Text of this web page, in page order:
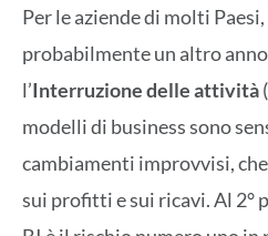
Per le aziende di molti
probabilmente un altro
l’Interruzione delle attività
modelli di business sono
cambiamenti improvvisi,
sui profitti e sui ricavi. Al 2°